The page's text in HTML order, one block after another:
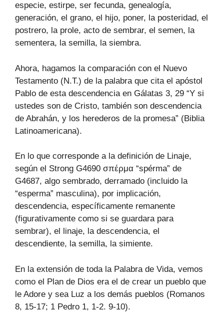
especie, estirpe, ser fecunda, genealogía,
generación, el grano, el hijo, poner, la posteridad, el
postrero, la prole, acto de sembrar, el semen, la
sementera, la semilla, la siembra.
Ahora, hagamos la comparación con el Nuevo
Testamento (N.T.) de la palabra que cita el apóstol
Pablo de esta descendencia en Gálatas 3, 29 “Y si
ustedes son de Cristo, también son descendencia
de Abrahán, y los herederos de la promesa” (Biblia
Latinoamericana).
En lo que corresponde a la definición de Linaje,
según el Strong G4690 σπέρμα “spérma” de
G4687, algo sembrado, derramado (incluido la
“esperma” masculina), por implicación,
descendencia, específicamente remanente
(figurativamente como si se guardara para
sembrar), el linaje, la descendencia, el
descendiente, la semilla, la simiente.
En la extensión de toda la Palabra de Vida, vemos
como el Plan de Dios era el de crear un pueblo que
le Adore y sea Luz a los demás pueblos (Romanos
8, 15-17; 1 Pedro 1, 1-2. 9-10).